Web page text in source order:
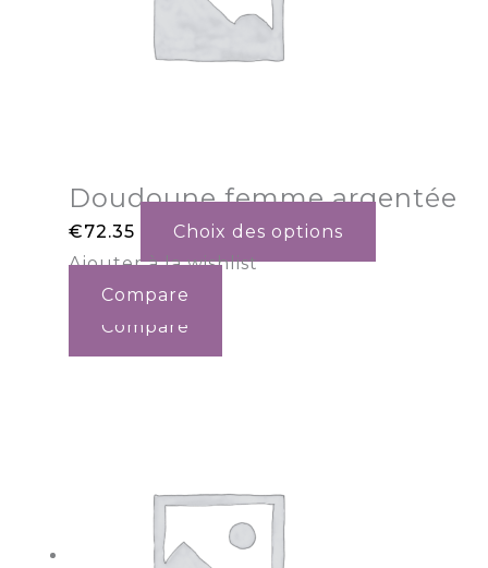
Doudoune femme argentée
€72.35
Choix des options
Ajouter à la wishlist
Compare
Compare